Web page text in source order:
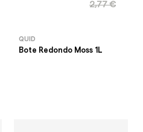
2,77 €
QUID
Bote Redondo Moss 1L